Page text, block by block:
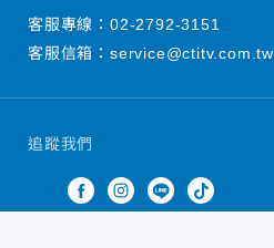
追蹤我們
客服專線： 02-2792-3151
客服信箱： service@ctitv.com.tw